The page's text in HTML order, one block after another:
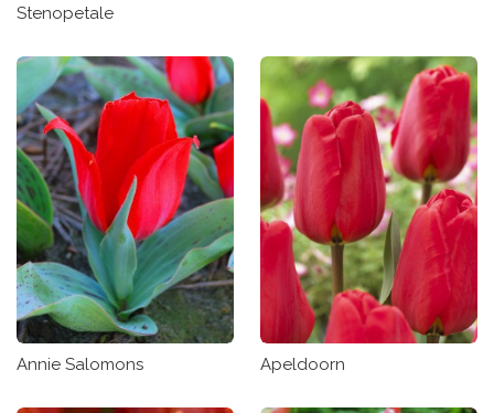
Stenopetale
Annie Salomons Apeldoorn